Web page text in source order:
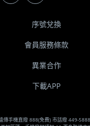
傳手機直撥 888(免費) 市話撥 449-
序號兌換
會員服務條款
異業合作
下載APP